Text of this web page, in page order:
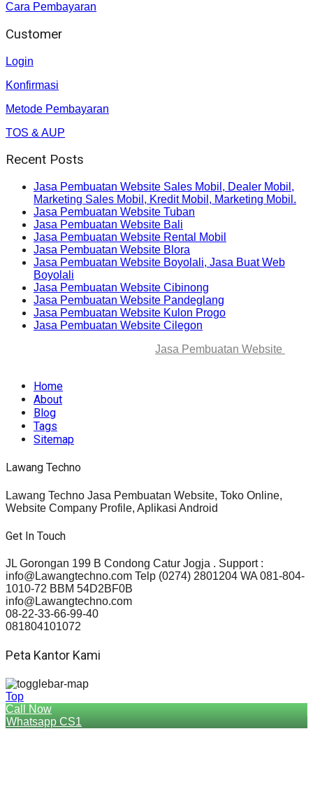
Cara Pembayaran
Customer
Login
Konfirmasi
Metode Pembayaran
TOS & AUP
Recent Posts
Jasa Pembuatan Website Sales Mobil, Dealer Mobil,
Marketing Sales Mobil, Kredit Mobil, Marketing Mobil.
Jasa Pembuatan Website Tuban
Jasa Pembuatan Website Bali
Jasa Pembuatan Website Rental Mobil
Jasa Pembuatan Website Blora
Jasa Pembuatan Website Boyolali, Jasa Buat Web
Boyolali
Jasa Pembuatan Website Cibinong
Jasa Pembuatan Website Pandeglang
Jasa Pembuatan Website Kulon Progo
Jasa Pembuatan Website Cilegon
Jasa Pembuatan Website
Home
About
Blog
Tags
Sitemap
Lawang Techno
Lawang Techno Jasa Pembuatan Website, Toko Online,
Website Company Profile, Aplikasi Android
Get In Touch
JL Gorongan 199 B Condong Catur Jogja . Support :
info@Lawangtechno.com Telp (0274) 2801204 WA 081-804-
1010-72 BBM 54D2BF0B
info@Lawangtechno.com
08-22-33-66-99-40
081804101072
Peta Kantor Kami
Top
Call Now
Whatsapp CS1